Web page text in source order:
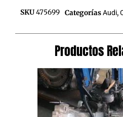
SKU475699 CategoríasAudi,
Productos